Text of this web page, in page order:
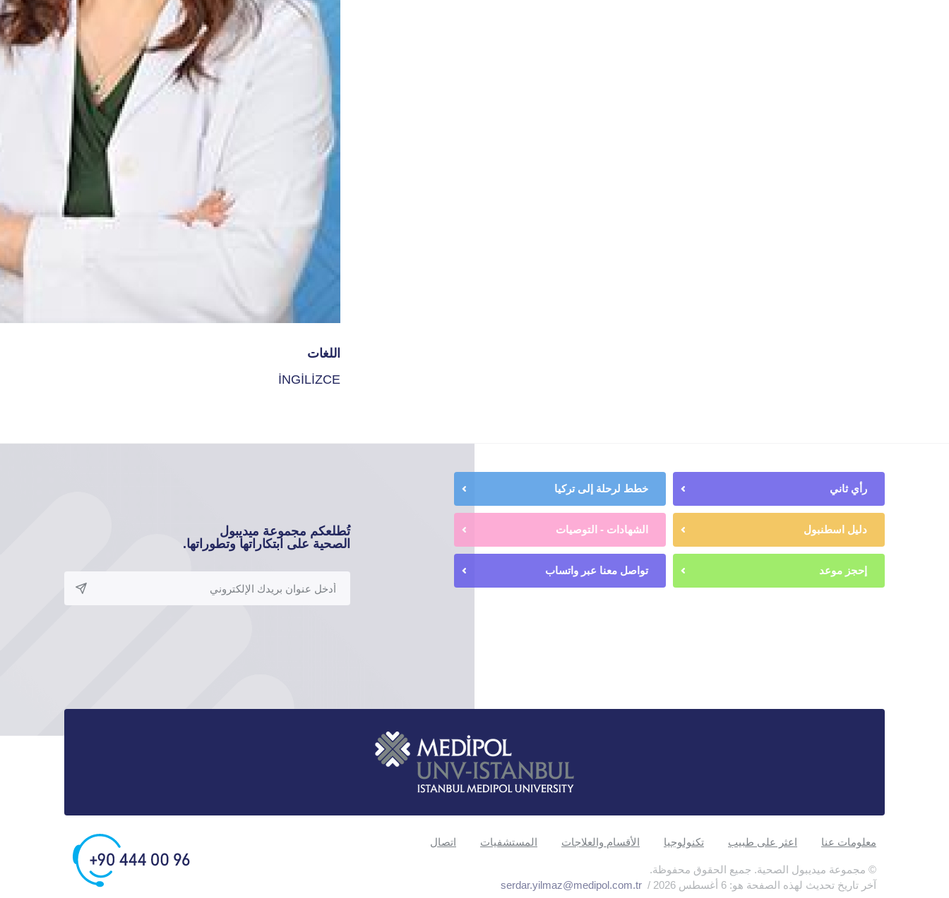
اللغات
İNGİLİZCE
رأي ثاني خطط لرحلة إلى تركيا
دليل اسطنبول الشهادات - التوصيات
إحجز موعد تواصل معنا عبر واتساب
تُطلعكم مجموعة ميديبول
الصحية على ابتكاراتها وتطوراتها.
معلومات عنا اعثر على طبيب تكنولوجيا الأقسام والعلاجات المستشفيات اتصال
© مجموعة ميديبول الصحية. جميع الحقوق محفوظة.
آخر تاريخ تحديث لهذه الصفحة هو: 6 أغسطس 2026 /
serdar.yilmaz@medipol.com.tr